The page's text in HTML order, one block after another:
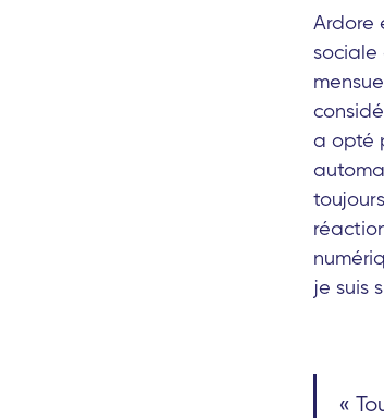
Ardore
a opté
je suis
«